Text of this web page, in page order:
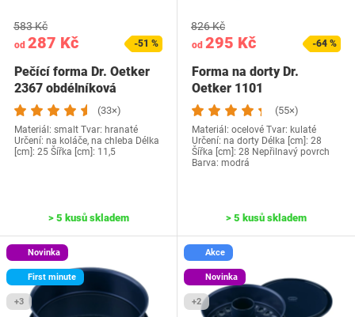
od 287 Kč
583 Kč
-51 %
Pečící forma Dr. Oetker
2367 obdélníková
(33×)
Materiál: smalt Tvar: hranaté
Určení: na koláče, na chleba Délka
[cm]: 25 Šířka [cm]: 11,5
> 5 kusů skladem
od 295 Kč
826 Kč
-64 %
Forma na dorty Dr.
Oetker 1101
(55×)
Materiál: ocelové Tvar: kulaté
Určení: na dorty Délka [cm]: 28
Šířka [cm]: 28 Nepřilnavý povrch
Barva: modrá
> 5 kusů skladem
Novinka
First minute
+3
Akce
Novinka
+2